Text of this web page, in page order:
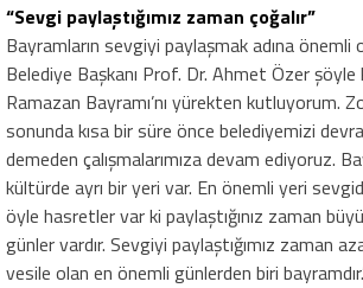
“Sevgi paylaştığımız zaman çoğalır”
Bayramların sevgiyi paylaşmak adına önemli
Belediye Başkanı Prof. Dr. Ahmet Özer
Ramazan Bayramı’nı yürekten kutluyorum.
sonunda kısa bir süre önce belediyemizi
demeden çalışmalarımıza devam ediyoruz.
kültürde ayrı bir yeri var. En önemli yeri
öyle hasretler var ki paylaştığınız zaman
günler vardır. Sevgiyi paylaştığımız zaman
vesile olan en önemli günlerden biri